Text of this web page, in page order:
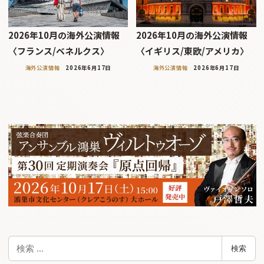
2026年10月の海外公演情報
〈フランス/ベネルクス〉
海外公演情報 2026年6月17日
2026年10月の海外公演情報
〈イギリス/東欧/アメリカ〉
海外公演情報 2026年6月17日
検
検索